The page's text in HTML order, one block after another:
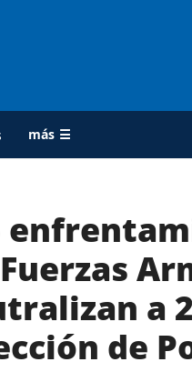
más ☰
AGENCIA
contacto
condiciones de
suscripción
servicios
a
de